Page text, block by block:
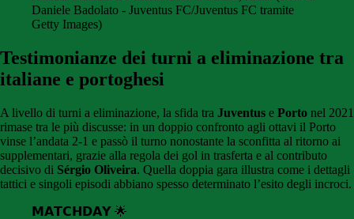
Daniele Badolato - Juventus FC/Juventus FC tramite
Getty Images)
Testimonianze dei turni a eliminazione tra
italiane e portoghesi
A livello di turni a eliminazione, la sfida tra Juventus e Porto nel 2021
rimase tra le più discusse: in un doppio confronto agli ottavi il Porto
vinse l’andata 2-1 e passò il turno nonostante la sconfitta al ritorno ai
supplementari, grazie alla regola dei gol in trasferta e al contributo
decisivo di Sérgio Oliveira. Quella doppia gara illustra come i dettagli
tattici e singoli episodi abbiano spesso determinato l’esito degli incroci.
𝗠𝗔𝗧𝗖𝗛𝗗𝗔𝗬 🌟